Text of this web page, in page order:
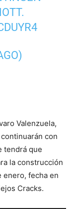
Valenzuela,
continuarán con
tendrá que
la construcción
enero, fecha en
Cracks.